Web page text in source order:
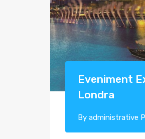
Eveniment
Londra
By administrative